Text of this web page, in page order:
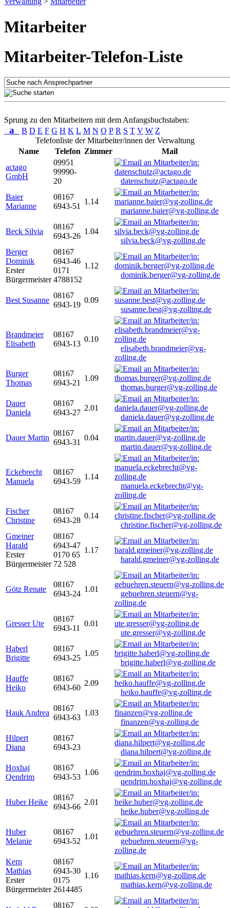
Mitarbeiter
Mitarbeiter-Telefon-Liste
Sprung zu den Mitarbeitern mit dem Anfangsbuchstaben:
a B D E F G H K L M N O P R S T V W Z
Telefonliste der Mitarbeiter/innen der Verwaltung
Name
Telefon Zimmer
Mail
actago
GmbH
09951
99990-
20
datenschutz@actago.de
Baier
Marianne
08167
6943-51
1.14
marianne.baier@vg-zolling.de
Beck Silvia
08167
6943-26
1.04
silvia.beck@vg-zolling.de
Berger
Dominik
Erster
Bürgermeister
08167
6943-46
0171
4788152
1.12
dominik.berger@vg-zolling.de
Best Susanne
08167
6943-19
0.09
susanne.best@vg-zolling.de
Brandmeier
Elisabeth
08167
6943-13
0.10
elisabeth.brandmeier@vg-
zolling.de
Burger
Thomas
08167
6943-21
1.09
thomas.burger@vg-zolling.de
Dauer
Daniela
08167
6943-27
2.01
daniela.dauer@vg-zolling.de
Dauer Martin
08167
6943-31
0.04
martin.dauer@vg-zolling.de
Eckebrecht
Manuela
08167
6943-59
1.14
manuela.eckebrecht@vg-
zolling.de
Fischer
Christine
08167
6943-28
0.14
christine.fischer@vg-zolling.de
Gmeiner
Harald
Erster
Bürgermeister
08167
6943-47
0170 65
72 528
1.17
harald.gmeiner@vg-zolling.de
Götz Renate
08167
6943-24
1.01
gebuehren.steuern@vg-
zolling.de
Gresser Ute
08167
6943-11
0.01
ute.gresser@vg-zolling.de
Haberl
Brigitte
08167
6943-25
1.05
brigitte.haberl@vg-zolling.de
Hauffe
Heiko
08167
6943-60
2.09
heiko.hauffe@vg-zolling.de
Hauk Andrea
08167
6943-63
1.03
finanzen@vg-zolling.de
Hilpert
Diana
08167
6943-23
diana.hilpert@vg-zolling.de
Hoxhaj
Qendrim
08167
6943-53
1.06
qendrim.hoxhaj@vg-zolling.de
Huber Heike
08167
6943-66
2.01
heike.huber@vg-zolling.de
Huber
Melanie
08167
6943-52
1.01
gebuehren.steuern@vg-
zolling.de
Kern
Mathias
Erster
Bürgermeister
08167
6943-30
0175
2614485
1.16
mathias.kern@vg-zolling.de
08167